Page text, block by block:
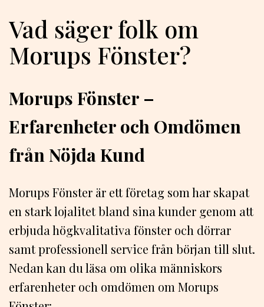
Vad säger folk om
Morups Fönster?
Morups Fönster –
Erfarenheter och Omdömen
från Nöjda Kund
Morups Fönster är ett företag som har skapat
en stark lojalitet bland sina kunder genom att
erbjuda högkvalitativa fönster och dörrar
samt professionell service från början till slut.
Nedan kan du läsa om olika människors
erfarenheter och omdömen om Morups